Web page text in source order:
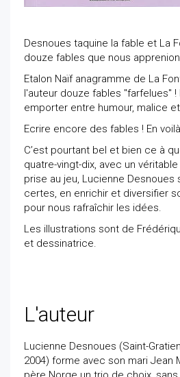
Desnoues taquine la fable et La
douze fables que nous
Etalon Naïf anagramme de La
l'auteur douze fables "farfelues" !
emporter entre humour, malice
Ecrire encore des fables ! En
C’est pourtant bel et bien ce à
quatre-vingt-dix, avec un
prise au jeu, Lucienne Desnoues
certes, en enrichir et diversifier
pour nous rafraîchir les idées.
Les illustrations sont de
et dessinatrice.
L'auteur
Lucienne Desnoues (Saint-
2004) forme avec son mari Jean